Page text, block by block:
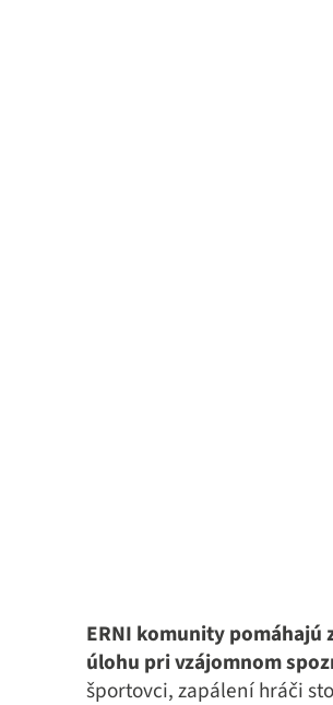
ERNI komunity
úlohu pri vzájomnom
športovci, zapálení hráči